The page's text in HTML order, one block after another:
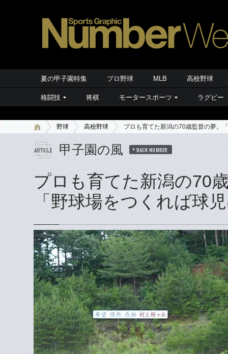
夏の甲子園特集 プロ野球 MLB 高校野球
格闘技 将棋 モータースポーツ ラグビー
野球 高校野球 プロも育てた新潟の70歳監督の夢。
甲子園の風 BACK NUMBER
プロも育てた新潟の70
「野球場をつくれば球